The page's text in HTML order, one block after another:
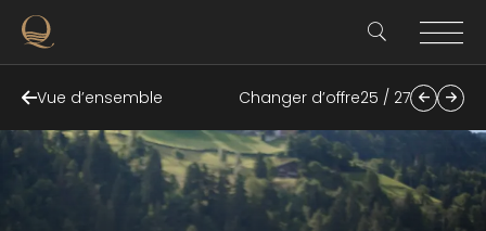
Vue d’ensemble Changer d’offre25 / 27